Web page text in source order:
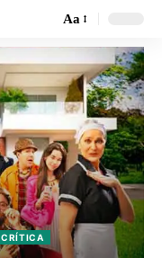
Aa
CRÍTICA